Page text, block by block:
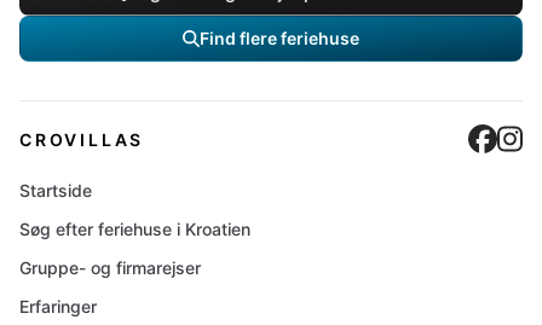
Find flere feriehuse
CROVILLAS
Startside
Søg efter feriehuse i Kroatien
Gruppe- og firmarejser
Erfaringer